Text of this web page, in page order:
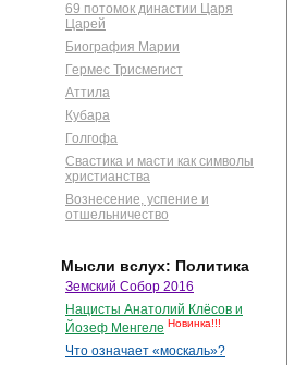
69 потомок династии Царя
Царей
Биография Марии
Гермес Трисмегист
Аттила
Кубара
Голгофа
Свастика и масти как символы
христианства
Вознесение, успение и
отшельничество
Мысли вслух: Политика
Земский Собор 2016
Нацисты Анатолий Клёсов и
Йозеф Менгеле Новинка!!!
Что означает «москаль»?